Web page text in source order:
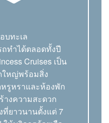
บทะเล
ถทำได้ตลอดทั้งปี
Cruises เป็น
ใหญ่พร้อมสิ่ง
รูหราและห้องพัก
งความสะดวก
ที่ยาวนานตั้งแต่ 7